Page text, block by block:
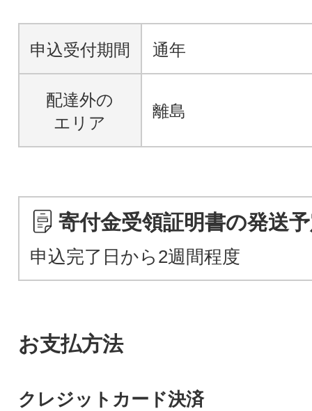
申込受付期間 通年
配達外の
エリア
離島
寄付金受領証明書の発送
申込完了日から2週間程度
お支払方法
クレジットカード決済